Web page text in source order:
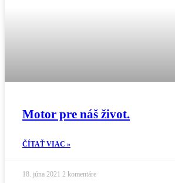
Motor pre náš život.
ČÍTAŤ VIAC »
18. júna 2021 2 komentáre